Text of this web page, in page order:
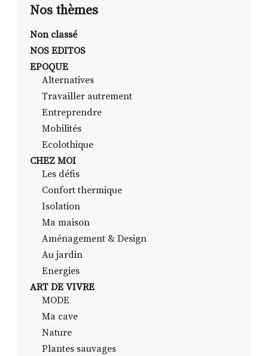
ALTER STRADA
ROSÉE DE MAI
RECHERCHER
Nos thèmes
Non classé
NOS EDITOS
EPOQUE
Alternatives
Travailler autrement
Entreprendre
Mobilités
Ecolothique
CHEZ MOI
Les défis
Confort thermique
Isolation
Ma maison
Aménagement & Design
Au jardin
Energies
ART DE VIVRE
MODE
Ma cave
Nature
Plantes sauvages